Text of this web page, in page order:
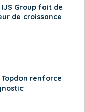
Group fait de
de croissance
renforce